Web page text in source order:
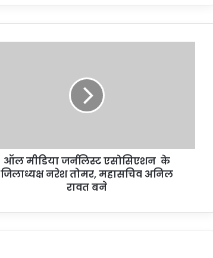
ऑल मीडिया जर्नलिस्ट एसोसिएशन के
जिलाध्यक्ष नरेश तोमर, महासचिव अनिल
रावत बने